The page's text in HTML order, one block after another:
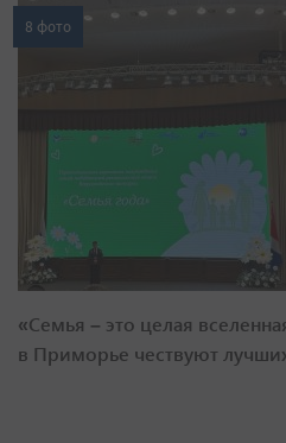
8 фото
«Семья – это целая
в Приморье чествуют